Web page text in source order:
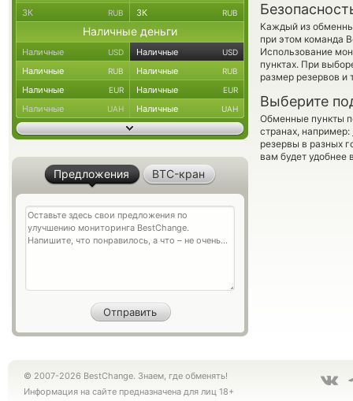
Каждый из
при этом команда
Использование
пунктах. При
размер резервов и
Выберите
Обменные пункты
странах, например:
резервы в разных
вам будет удобнее
ЗК RUB ЗК RUB
Наличные деньги
Наличные USD Наличные USD
Наличные RUB Наличные RUB
Наличные EUR Наличные EUR
Наличные UAH Наличные UAH
Предложения BTC-кран
© 2007-2026 BestChange. Знаем, где обменять!
Информация на сайте предназначена для лиц 18+